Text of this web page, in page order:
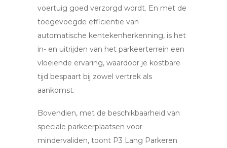
voertuig goed verzorgd wordt. En met de
toegevoegde efficiëntie van
automatische kentekenherkenning, is het
in- en uitrijden van het parkeerterrein een
vloeiende ervaring, waardoor je kostbare
tijd bespaart bij zowel vertrek als
aankomst.
Bovendien, met de beschikbaarheid van
speciale parkeerplaatsen voor
mindervaliden, toont P3 Lang Parkeren